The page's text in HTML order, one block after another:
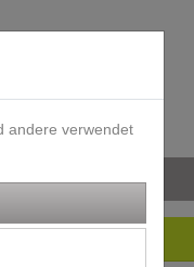
Impressum
andere verwendet